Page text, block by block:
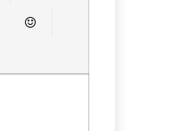
текста
спойлера